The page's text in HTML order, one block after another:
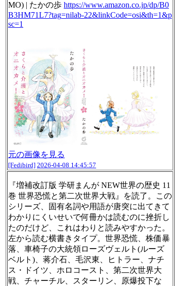
MO) | たかの歩 https://www.amazon.co.jp/dp/B0
B3HM71L7?tag=nilab-22&linkCode=osi&th=1&p
sc=1
元の画像を見る
[Fedibird] 2026-04-08 14:45:57
『増補改訂版 学研まんが NEW世界の歴史 11
巻 世界恐慌と第二次世界大戦』を読了。この
シリーズ、固有名詞や用語が唐突に出てきて
わかりにくいせいで何冊かは読むのに挫折し
たのだけど、これはわりと読みやすかった。
左から読む横書きタイプ。世界恐慌、株価暴
落、車椅子の大統領ローズヴェルト(ルーズ
ベルト)、蒋介石、毛沢東、ヒトラー、ナチ
ス・ドイツ、ホロコースト、第二次世界大
戦、チャーチル、スターリン、原爆投下な